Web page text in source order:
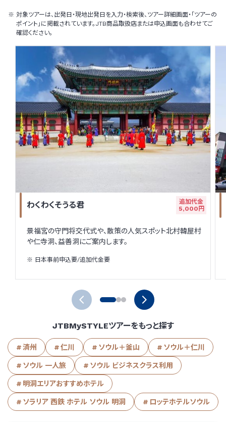
対象ツアーは、出発日・現地出発日を入力・検索後、ツアー詳細画面・「ツアーの
ポイント」に掲載されています。JTB商品取扱店または申込画面も合わせてご
確認ください。
わくわくそうる君
追加代金
5,000円
景福宮の守門将交代式や、散策の人気スポット北村韓屋村
や仁寺洞、益善洞にご案内します。
日本事前申込要/追加代金要
JTBMySTYLEツアーをもっと探す
済州 仁川 ソウル＋釜山 ソウル＋仁川
ソウル 一人旅 ソウル ビジネスクラス利用
明洞エリアおすすめホテル
ソラリア 西鉄 ホテル ソウル 明洞 ロッテホテルソウル